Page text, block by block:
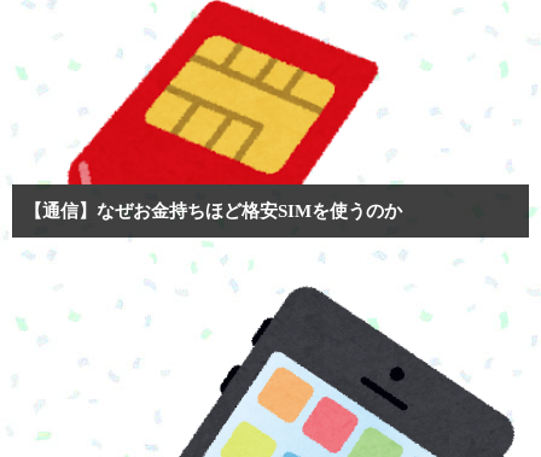
【通信】なぜお金持ちほど格安SIMを使うのか